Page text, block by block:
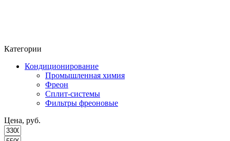
Категории
Кондиционирование
Промышленная химия
Фреон
Сплит-системы
Фильтры фреоновые
Цена, руб.